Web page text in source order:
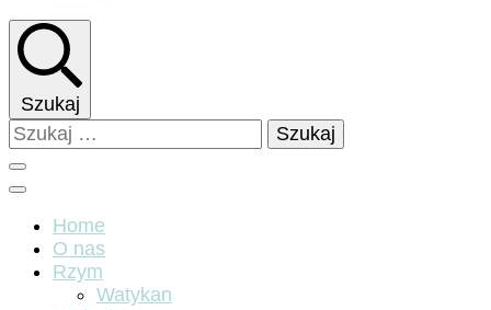
Szukaj
Szukaj:
Home
O nas
Rzym
Watykan